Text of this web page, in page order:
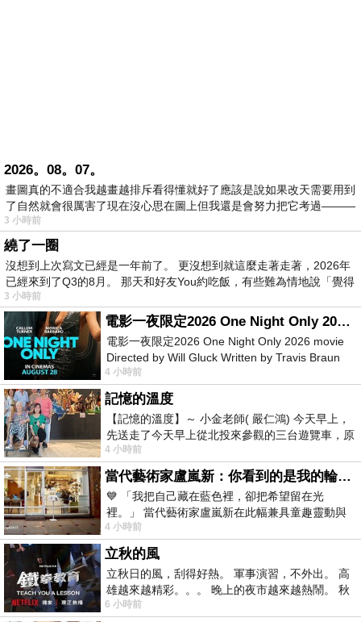
2026。08。07。
畫圖真的不適合我越畫越排斥看得懂就好了應該是說如果改天需要用到
了自然就會很厲害了現在沒心思在圖上但我還是會努力把它考過———
3 小時前
繞了一圈
沒想到上次寫文已經是一年前了。 更沒想到就這麼走著走著，2026年
已經來到了Q3的8月。 那天和好友You約吃飯，有些難為情地說「覺得
3 小時前
電影一夜限定2026 One Night Only 2026 movie
電影一夜限定2026 One Night Only 2026 movie
Directed by Will Gluck Written by Travis Braun
Starring Monica Barbaro
4 小時前
記憶的溫度
【記憶的溫度】～ 小金老師( 嚴仁鴻) 今天早上，
先送走了今天早上從北投來參觀的三台遊覽車，原
以為展場已經差不多要安靜下來，卻發
4 小時前
當代藝術家盧嵐新：你看到的是我的輪廓，還是你的故事？——藏在藍色裡的希望與光
💙 「我把自己藏在藍色裡，卻把希望留在光
裡。」 當代藝術家盧嵐新在此幅兼具童趣靈動與
抽象韻味的新作中，用湛藍的羽翼般色塊包覆著
4 小時前
立秋的風
立秋日的風，刮得好熱。 軍事演習，不外出。 高
雄越來越精彩。。。 晚上的夜市越來越熱鬧。 秋
天的風刮得很熱 夜遊消暑熱。。。
6 小時前